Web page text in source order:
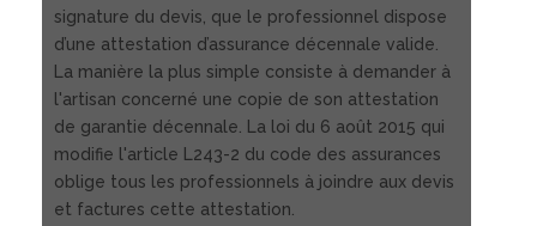
signature du devis, que le professionnel dispose
d’une attestation d’assurance décennale valide.
La manière la plus simple consiste à demander à
l'artisan concerné une copie de son attestation
de garantie décennale. La loi du 6 août 2015 qui
modifie l'article L243-2 du code des assurances
oblige tous les professionnels à joindre aux devis
et factures cette attestation.